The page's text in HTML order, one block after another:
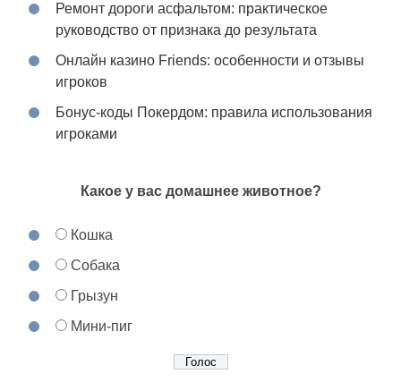
Ремонт дороги асфальтом: практическое
руководство от признака до результата
Онлайн казино Friends: особенности и отзывы
игроков
Бонус-коды Покердом: правила использования
игроками
Какое у вас домашнее животное?
Кошка
Собака
Грызун
Мини-пиг